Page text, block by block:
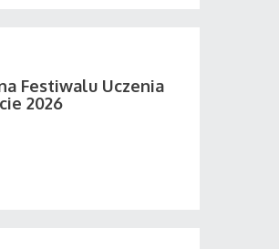
Festiwalu Uczenia
2026